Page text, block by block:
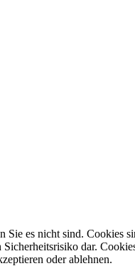
es nicht sind. Cookies
dar.
oder ablehnen.